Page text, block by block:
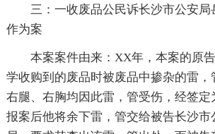
三：一收废品公民诉长沙市公安局
作为案
本案案件由来：XX年，本案的原
学收购到的废品时被废品中掺杂的雷，
右腿、右胸均因此雷，管受伤，经签
报案后他将余下雷，管交给被告长沙市